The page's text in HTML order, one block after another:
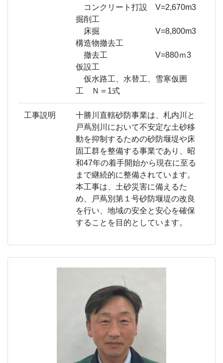
コンクリート打設 V=2,670m3
掘削工
床掘 V=8,800m3
構造物撤去工
撤去工 V=880ｍ3
仮設工
仮水路工、水替工、雪寒仮囲
工 Ｎ＝1式
工事説明
十勝川直轄砂防事業は、札内川と
戸蔦別川において不安定な土砂移
動を抑制するための砂防堰堤や床
固工群を整備する事業であり、昭
和47年の着手開始から現在に至る
まで継続的に整備されています。
本工事は、土砂災害に備えるた
め、戸蔦別第１号砂防堰堤の改良
を行い、地域の安全と安心を確保
することを目的としています。